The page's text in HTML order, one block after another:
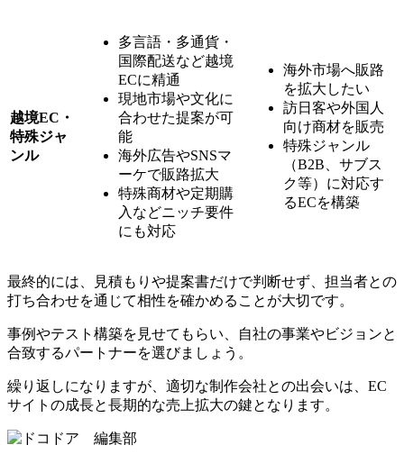
越境EC・
特殊ジャ
ンル
多言語・多通貨・
国際配送など越境
ECに精通
現地市場や文化に
合わせた提案が可
能
海外広告やSNSマ
ーケで販路拡大
特殊商材や定期購
入などニッチ要件
にも対応
海外市場へ販路
を拡大したい
訪日客や外国人
向け商材を販売
特殊ジャンル
（B2B、サブス
ク等）に対応す
るECを構築
最終的には、見積もりや提案書だけで判断せず、担当者との
打ち合わせを通じて相性を確かめることが大切です。
事例やテスト構築を見せてもらい、自社の事業やビジョンと
合致するパートナーを選びましょう。
繰り返しになりますが、適切な制作会社との出会いは、EC
サイトの成長と長期的な売上拡大の鍵となります。